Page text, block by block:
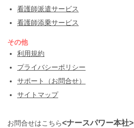
看護師派遣サービス
看護師添乗サービス
その他
利用規約
プライバシーポリシー
サポート（お問合せ）
サイトマップ
お問合せはこちら<ナースパワー本社>